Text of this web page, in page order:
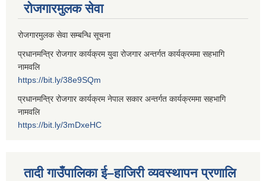
रोजगारमुलक सेवा
रोजगारमुलक सेवा सम्बन्धि सूचना
प्रधानमन्त्रि रोजगार कार्यक्रम युवा रोजगार अन्तर्गत कार्यक्रममा सहभागि
नामवलि
https://bit.ly/38e9SQm
प्रधानमन्त्रि रोजगार कार्यक्रम नेपाल सकार अन्तर्गत कार्यक्रममा सहभागि
नामवलि
https://bit.ly/3mDxeHC
तादी गाउँपालिका ई–हाजिरी व्यवस्थापन प्रणालि